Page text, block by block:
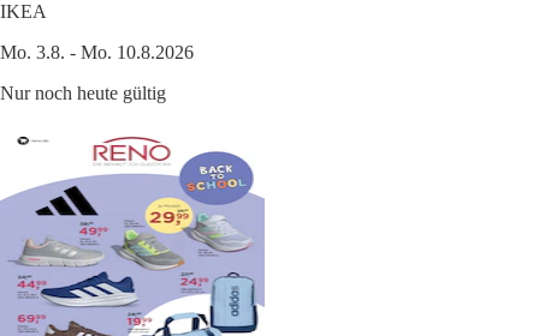
IKEA
Mo. 3.8. - Mo. 10.8.2026
Nur noch heute gültig